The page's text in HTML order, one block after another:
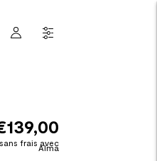
frais avec
Alma